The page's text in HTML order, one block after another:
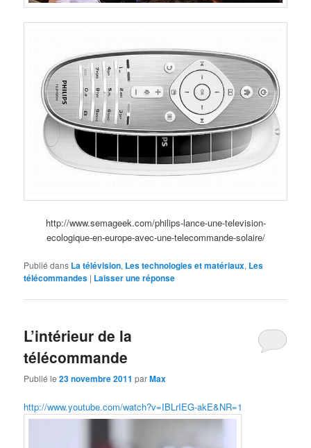
http://www.semageek.com/philips-lance-une-television-
ecologique-en-europe-avec-une-telecommande-solaire/
Publié dans La télévision, Les technologies et matériaux, Les
télécommandes | Laisser une réponse
L’intérieur de la
télécommande
Publié le23 novembre 2011 parMax
http://www.youtube.com/watch?v=IBLrIEG-akE&NR=1